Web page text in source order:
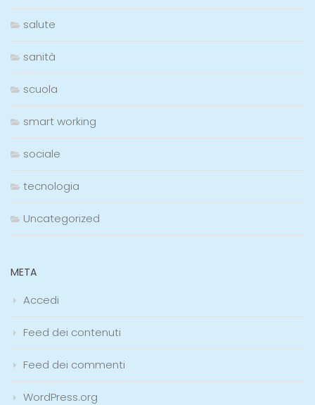
salute
sanità
scuola
smart working
sociale
tecnologia
Uncategorized
META
Accedi
Feed dei contenuti
Feed dei commenti
WordPress.org